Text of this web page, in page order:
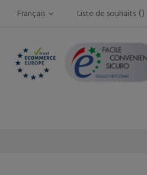
Liste de souhaits
Français